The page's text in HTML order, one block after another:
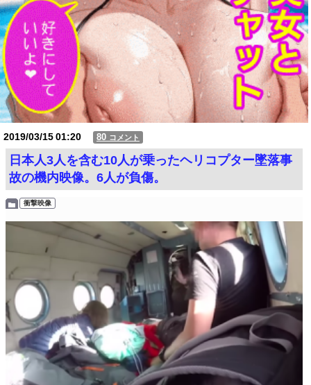
2019/03/1501:20 80 コメント
日本人3人を含む10人が乗ったヘリコプター墜落事
故の機内映像。6人が負傷。
衝撃映像